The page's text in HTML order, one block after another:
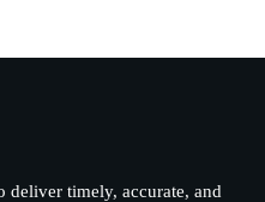
deliver timely, accurate, and